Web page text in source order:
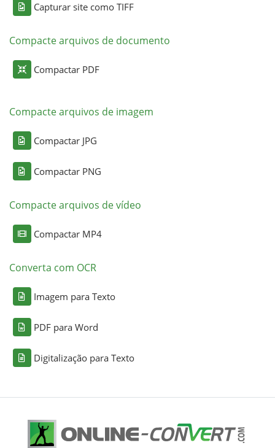
Capturar site como TIFF
Compacte arquivos de documento
Compactar PDF
Compacte arquivos de imagem
Compactar JPG
Compactar PNG
Compacte arquivos de vídeo
Compactar MP4
Converta com OCR
Imagem para Texto
PDF para Word
Digitalização para Texto